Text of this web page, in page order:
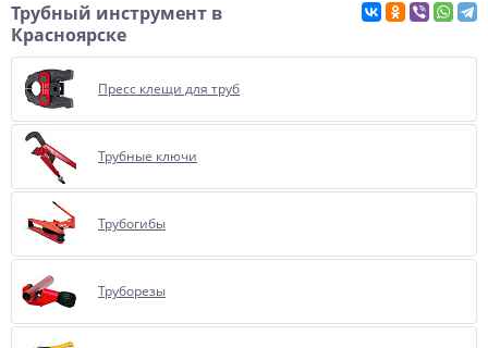
Трубный инструмент в
Красноярске
Пресс клещи для труб
Трубные ключи
Трубогибы
Труборезы